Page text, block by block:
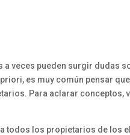
veces pueden surgir dudas
es muy común pensar
Para aclarar conceptos,
todos los propietarios de los